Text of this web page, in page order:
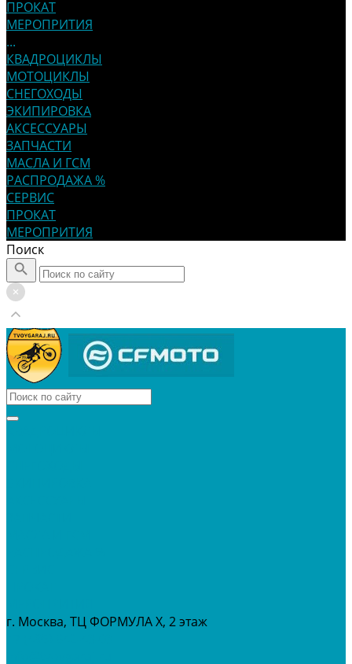
ПРОКАТ
МЕРОПРИТИЯ
...
КВАДРОЦИКЛЫ
МОТОЦИКЛЫ
СНЕГОХОДЫ
ЭКИПИРОВКА
АКСЕССУАРЫ
ЗАПЧАСТИ
МАСЛА И ГСМ
РАСПРОДАЖА %
СЕРВИС
ПРОКАТ
МЕРОПРИТИЯ
Поиск
г. Москва, ТЦ ФОРМУЛА Х, 2 этаж